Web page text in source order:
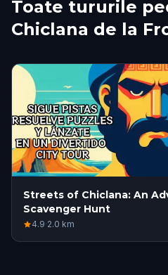
Toate tururile
Chiclana de la
Streets of Chiclana: An
Scavenger Hunt
4.9·2.0 km